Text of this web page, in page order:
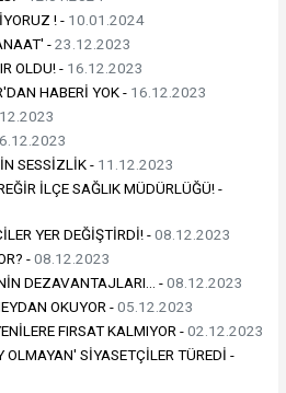
! - 10.01.2024
-23.12.2023
OLDU! - 16.12.2023
HABERİ YOK - 16.12.2023
SESSİZLİK - 11.12.2023
İLÇE SAĞLIK MÜDÜRLÜĞÜ! -
YER DEĞİŞTİRDİ! -08.12.2023
-08.12.2023
DEZAVANTAJLARI… -08.12.2023
OKUYOR -05.12.2023
FIRSAT KALMIYOR -02.12.2023
SİYASETÇİLER TÜREDİ -